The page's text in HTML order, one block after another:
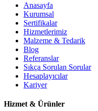
Anasayfa
Kurumsal
Sertifikalar
Hizmetlerimiz
Malzeme & Tedarik
Blog
Referanslar
Sıkça Sorulan Sorular
Hesaplayıcılar
Kariyer
Hizmet & Ürünler